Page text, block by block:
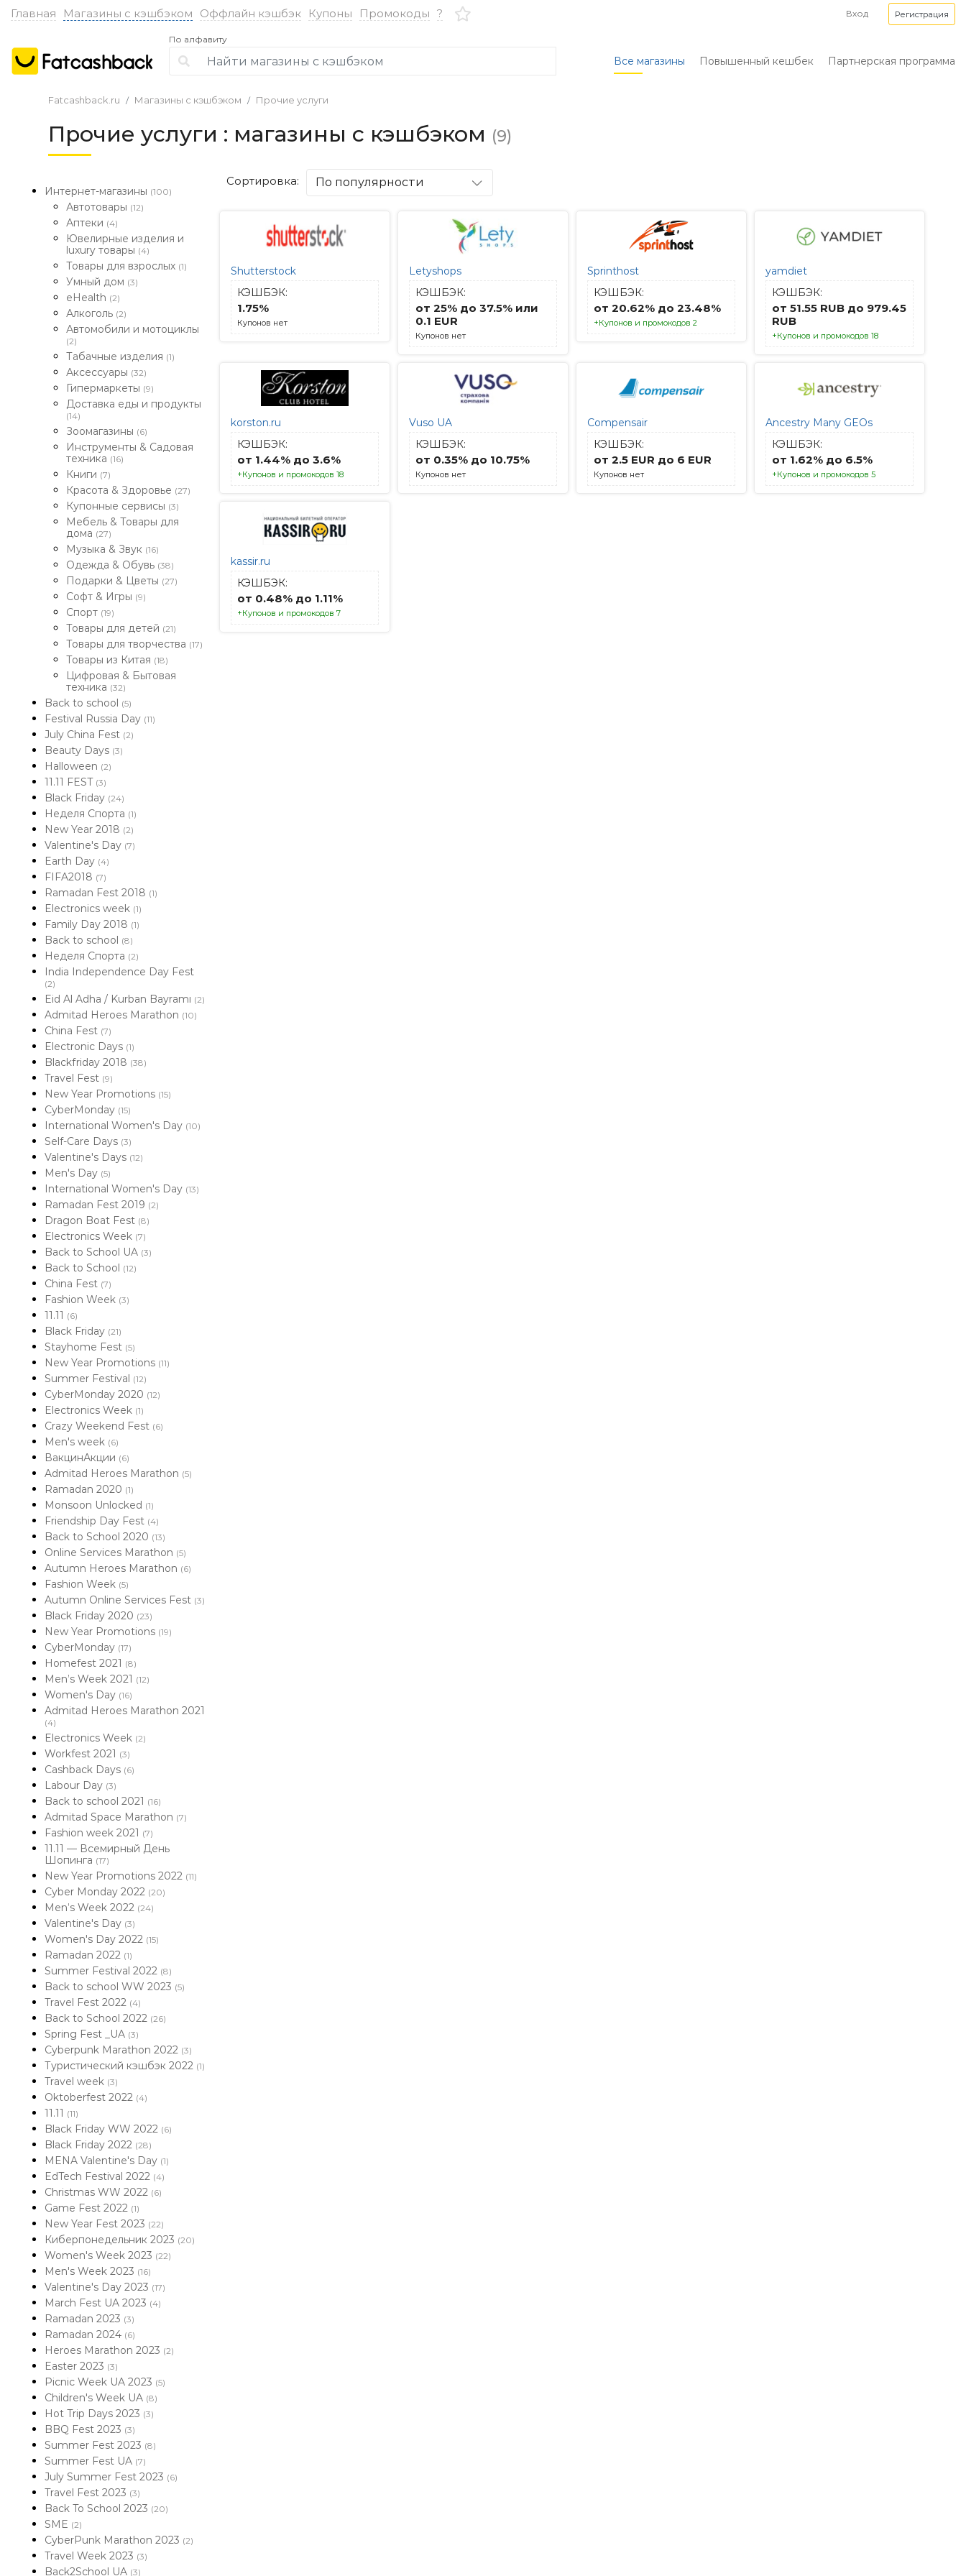
Главная Магазины с кэшбэком Оффлайн кэшбэк Купоны Промокоды ? Вход Регистрация
По алфавиту
Все магазины Повышенный кешбек Партнерская программа
Fatcashback.ru Магазины с кэшбэком Прочие услуги
Прочие услуги : магазины с кэшбэком (9)
Интернет-магазины (100)
Автотовары (12)
Аптеки (4)
Ювелирные изделия и
luxury товары (4)
Товары для взрослых (1)
Умный дом (3)
eHealth (2)
Алкоголь (2)
Автомобили и мотоциклы
(2)
Табачные изделия (1)
Аксессуары (32)
Гипермаркеты (9)
Доставка еды и продукты
(14)
Зоомагазины (6)
Инструменты & Садовая
техника (16)
Книги (7)
Красота & Здоровье (27)
Купонные сервисы (3)
Мебель & Товары для
дома (27)
Музыка & Звук (16)
Одежда & Обувь (38)
Подарки & Цветы (27)
Софт & Игры (9)
Спорт (19)
Товары для детей (21)
Товары для творчества (17)
Товары из Китая (18)
Цифровая & Бытовая
техника (32)
Back to school (5)
Festival Russia Day (11)
July China Fest (2)
Beauty Days (3)
Halloween (2)
11.11 FEST (3)
Black Friday (24)
Неделя Спорта (1)
New Year 2018 (2)
Valentine's Day (7)
Earth Day (4)
FIFA2018 (7)
Ramadan Fest 2018 (1)
Electronics week (1)
Family Day 2018 (1)
Back to school (8)
Неделя Спорта (2)
India Independence Day Fest
(2)
Eid Al Adha / Kurban Bayramı (2)
Admitad Heroes Marathon (10)
China Fest (7)
Electronic Days (1)
Blackfriday 2018 (38)
Travel Fest (9)
New Year Promotions (15)
CyberMonday (15)
International Women's Day (10)
Self-Care Days (3)
Valentine's Days (12)
Men's Day (5)
International Women's Day (13)
Ramadan Fest 2019 (2)
Dragon Boat Fest (8)
Electronics Week (7)
Back to School UA (3)
Back to School (12)
China Fest (7)
Fashion Week (3)
11.11 (6)
Black Friday (21)
Stayhome Fest (5)
New Year Promotions (11)
Summer Festival (12)
CyberMonday 2020 (12)
Electronics Week (1)
Crazy Weekend Fest (6)
Men's week (6)
ВакцинАкции (6)
Admitad Heroes Marathon (5)
Ramadan 2020 (1)
Monsoon Unlocked (1)
Friendship Day Fest (4)
Back to School 2020 (13)
Online Services Marathon (5)
Autumn Heroes Marathon (6)
Fashion Week (5)
Autumn Online Services Fest (3)
Black Friday 2020 (23)
New Year Promotions (19)
CyberMonday (17)
Homefest 2021 (8)
Men’s Week 2021 (12)
Women's Day (16)
Admitad Heroes Marathon 2021
(4)
Electronics Week (2)
Workfest 2021 (3)
Cashback Days (6)
Labour Day (3)
Back to school 2021 (16)
Admitad Space Marathon (7)
Fashion week 2021 (7)
11.11 — Всемирный День
Шопинга (17)
New Year Promotions 2022 (11)
Cyber Monday 2022 (20)
Men’s Week 2022 (24)
Valentine's Day (3)
Women's Day 2022 (15)
Ramadan 2022 (1)
Summer Festival 2022 (8)
Back to school WW 2023 (5)
Travel Fest 2022 (4)
Back to School 2022 (26)
Spring Fest _UA (3)
Cyberpunk Marathon 2022 (3)
Туристический кэшбэк 2022 (1)
Travel week (3)
Oktoberfest 2022 (4)
11.11 (11)
Black Friday WW 2022 (6)
Black Friday 2022 (28)
MENA Valentine's Day (1)
EdTech Festival 2022 (4)
Christmas WW 2022 (6)
Game Fest 2022 (1)
New Year Fest 2023 (22)
Киберпонедельник 2023 (20)
Women's Week 2023 (22)
Men's Week 2023 (16)
Valentine's Day 2023 (17)
March Fest UA 2023 (4)
Ramadan 2023 (3)
Ramadan 2024 (6)
Heroes Marathon 2023 (2)
Easter 2023 (3)
Picnic Week UA 2023 (5)
Children's Week UA (8)
Hot Trip Days 2023 (3)
BBQ Fest 2023 (3)
Summer Fest 2023 (8)
Summer Fest UA (7)
July Summer Fest 2023 (6)
Travel Fest 2023 (3)
Back To School 2023 (20)
SME (2)
CyberPunk Marathon 2023 (2)
Travel Week 2023 (3)
Back2School UA (3)
Сортировка: По популярности
Shutterstock
КЭШБЭК:
1.75%
Купонов нет
Letyshops
КЭШБЭК:
от 25% до 37.5% или
0.1 EUR
Купонов нет
Sprinthost
КЭШБЭК:
от 20.62% до 23.48%
+Купонов и промокодов 2
yamdiet
КЭШБЭК:
от 51.55 RUB до 979.45
RUB
+Купонов и промокодов 18
korston.ru
КЭШБЭК:
от 1.44% до 3.6%
+Купонов и промокодов 18
Vuso UA
КЭШБЭК:
от 0.35% до 10.75%
Купонов нет
Compensair
КЭШБЭК:
от 2.5 EUR до 6 EUR
Купонов нет
Ancestry Many GEOs
КЭШБЭК:
от 1.62% до 6.5%
+Купонов и промокодов 5
kassir.ru
КЭШБЭК:
от 0.48% до 1.11%
+Купонов и промокодов 7